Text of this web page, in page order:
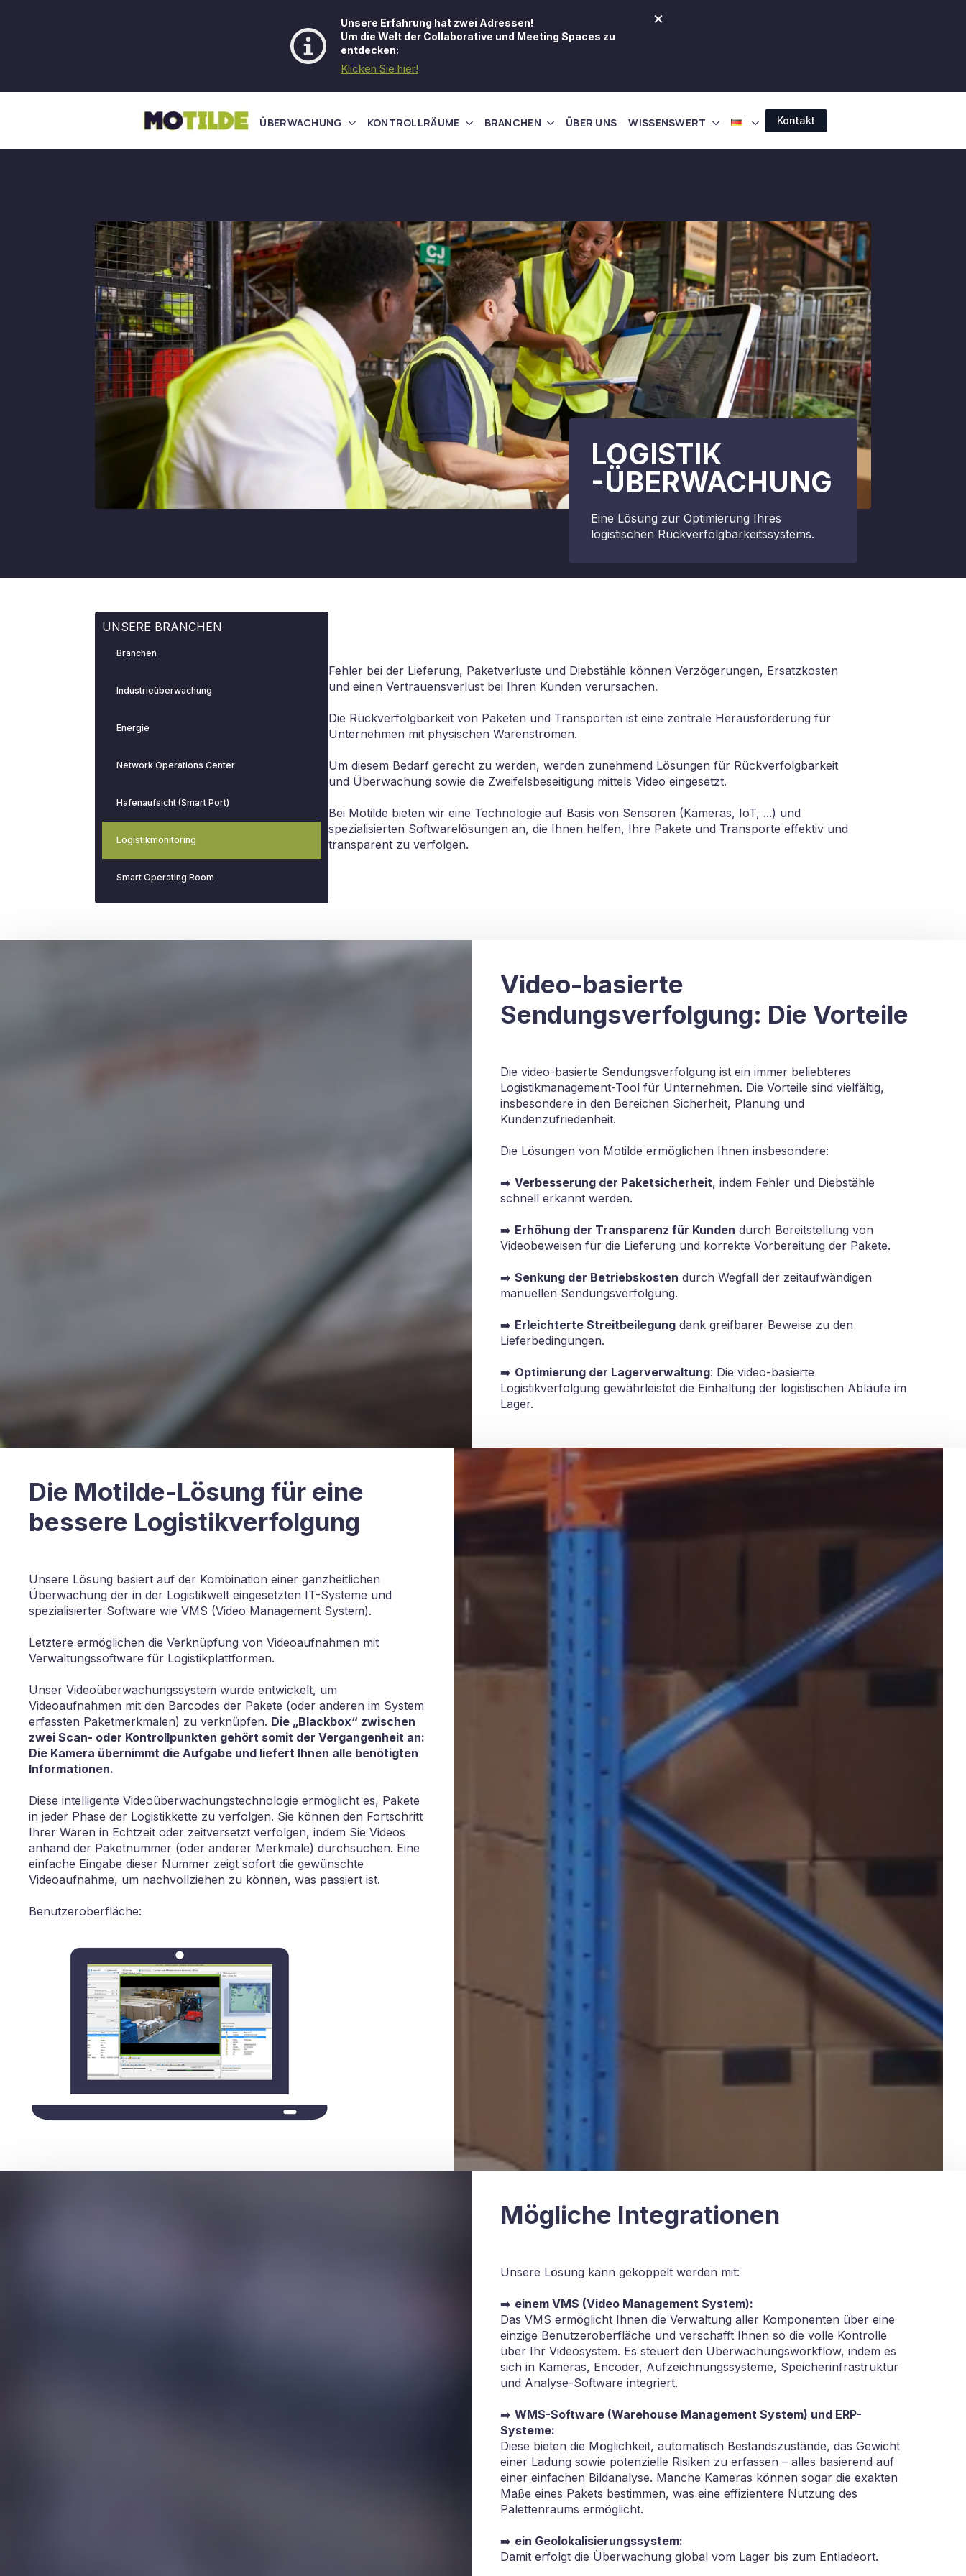
Unsere Erfahrung hat zwei Adressen!
Um die Welt der Collaborative und Meeting Spaces zu
entdecken:
Klicken Sie hier!
×
ÜBERWACHUNG KONTROLLRÄUME BRANCHEN ÜBER UNS WISSENSWERT Kontakt
LOGISTIK
-ÜBERWACHUNG
Eine Lösung zur Optimierung Ihres
logistischen Rückverfolgbarkeitssystems.
UNSERE BRANCHEN
Branchen
Industrieüberwachung
Energie
Network Operations Center
Hafenaufsicht (Smart Port)
Logistikmonitoring
Smart Operating Room
Fehler bei der Lieferung, Paketverluste und Diebstähle können Verzögerungen, Ersatzkosten
und einen Vertrauensverlust bei Ihren Kunden verursachen.
Die Rückverfolgbarkeit von Paketen und Transporten ist eine zentrale Herausforderung für
Unternehmen mit physischen Warenströmen.
Um diesem Bedarf gerecht zu werden, werden zunehmend Lösungen für Rückverfolgbarkeit
und Überwachung sowie die Zweifelsbeseitigung mittels Video eingesetzt.
Bei Motilde bieten wir eine Technologie auf Basis von Sensoren (Kameras, IoT, ...) und
spezialisierten Softwarelösungen an, die Ihnen helfen, Ihre Pakete und Transporte effektiv und
transparent zu verfolgen.
Video-basierte
Sendungsverfolgung: Die Vorteile
Die video-basierte Sendungsverfolgung ist ein immer beliebteres
Logistikmanagement-Tool für Unternehmen. Die Vorteile sind vielfältig,
insbesondere in den Bereichen Sicherheit, Planung und
Kundenzufriedenheit.
Die Lösungen von Motilde ermöglichen Ihnen insbesondere:
➡️ Verbesserung der Paketsicherheit, indem Fehler und Diebstähle
schnell erkannt werden.
➡️ Erhöhung der Transparenz für Kunden durch Bereitstellung von
Videobeweisen für die Lieferung und korrekte Vorbereitung der Pakete.
➡️ Senkung der Betriebskosten durch Wegfall der zeitaufwändigen
manuellen Sendungsverfolgung.
➡️ Erleichterte Streitbeilegung dank greifbarer Beweise zu den
Lieferbedingungen.
➡️ Optimierung der Lagerverwaltung: Die video-basierte
Logistikverfolgung gewährleistet die Einhaltung der logistischen Abläufe im
Lager.
Die Motilde-Lösung für eine
bessere Logistikverfolgung
Unsere Lösung basiert auf der Kombination einer ganzheitlichen
Überwachung der in der Logistikwelt eingesetzten IT-Systeme und
spezialisierter Software wie VMS (Video Management System).
Letztere ermöglichen die Verknüpfung von Videoaufnahmen mit
Verwaltungssoftware für Logistikplattformen.
Unser Videoüberwachungssystem wurde entwickelt, um
Videoaufnahmen mit den Barcodes der Pakete (oder anderen im System
erfassten Paketmerkmalen) zu verknüpfen. Die „Blackbox“ zwischen
zwei Scan- oder Kontrollpunkten gehört somit der Vergangenheit an:
Die Kamera übernimmt die Aufgabe und liefert Ihnen alle benötigten
Informationen.
Diese intelligente Videoüberwachungstechnologie ermöglicht es, Pakete
in jeder Phase der Logistikkette zu verfolgen. Sie können den Fortschritt
Ihrer Waren in Echtzeit oder zeitversetzt verfolgen, indem Sie Videos
anhand der Paketnummer (oder anderer Merkmale) durchsuchen. Eine
einfache Eingabe dieser Nummer zeigt sofort die gewünschte
Videoaufnahme, um nachvollziehen zu können, was passiert ist.
Benutzeroberfläche:
Mögliche Integrationen
Unsere Lösung kann gekoppelt werden mit:
➡️ einem VMS (Video Management System):
Das VMS ermöglicht Ihnen die Verwaltung aller Komponenten über eine
einzige Benutzeroberfläche und verschafft Ihnen so die volle Kontrolle
über Ihr Videosystem. Es steuert den Überwachungsworkflow, indem es
sich in Kameras, Encoder, Aufzeichnungssysteme, Speicherinfrastruktur
und Analyse-Software integriert.
➡️ WMS-Software (Warehouse Management System) und ERP-
Systeme:
Diese bieten die Möglichkeit, automatisch Bestandszustände, das Gewicht
einer Ladung sowie potenzielle Risiken zu erfassen – alles basierend auf
einer einfachen Bildanalyse. Manche Kameras können sogar die exakten
Maße eines Pakets bestimmen, was eine effizientere Nutzung des
Palettenraums ermöglicht.
➡️ ein Geolokalisierungssystem:
Damit erfolgt die Überwachung global vom Lager bis zum Entladeort.